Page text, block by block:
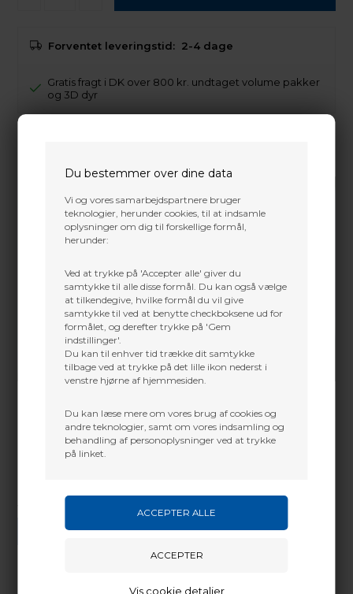
Du bestemmer over dine data
Vi og vores samarbejdspartnere bruger
teknologier, herunder cookies, til at indsamle
oplysninger om dig til forskellige formål,
herunder:
Ved at trykke på 'Accepter alle' giver du
samtykke til alle disse formål. Du kan også vælge
at tilkendegive, hvilke formål du vil give
samtykke til ved at benytte checkboksene ud for
formålet, og derefter trykke på 'Gem
indstillinger'.
Du kan til enhver tid trække dit samtykke
tilbage ved at trykke på det lille ikon nederst i
venstre hjørne af hjemmesiden.
Du kan læse mere om vores brug af cookies og
andre teknologier, samt om vores indsamling og
behandling af personoplysninger ved at trykke
på linket.
Vis cookie detaljer
Forventet leveringstid: 2-4 dage
Gratis fragt i DK over 800 kr. undtaget volume pakker
og 3D dyr
Vi gør vores bedste for at besvare alle henvendelser indenfor 24 timer.
SEND SPØRGSMÅL